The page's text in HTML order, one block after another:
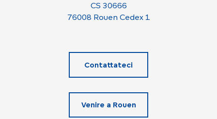
CS 30666
76008 Rouen Cedex 1
Contattateci
Venire a Rouen